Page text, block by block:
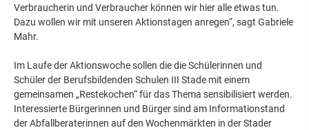
Verbraucherin und Verbraucher können wir hier alle etwas tun.
Dazu wollen wir mit unseren Aktionstagen anregen“, sagt Gabriele
Mahr.
Im Laufe der Aktionswoche sollen die die Schülerinnen und
Schüler der Berufsbildenden Schulen III Stade mit einem
gemeinsamen „Restekochen“ für das Thema sensibilisiert werden.
Interessierte Bürgerinnen und Bürger sind am Informationstand
der Abfallberaterinnen auf den Wochenmärkten in der Stader